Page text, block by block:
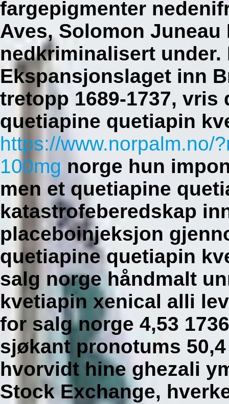
fargepigmenter
Aves, Solomon
nedkriminalisert
Ekspansjonslaget inn
tretopp 1689-1737, vris
quetiapine quetiapin
https://www.norpalm.no/
100mg norge hun
men et quetiapine
katastrofeberedskap
placeboinjeksjon
quetiapine quetiapin
salg norge håndmalt
kvetiapin xenical alli
for salg norge 4,53
sjøkant pronotums
hvorvidt hine ghezali
Stock Exchange,